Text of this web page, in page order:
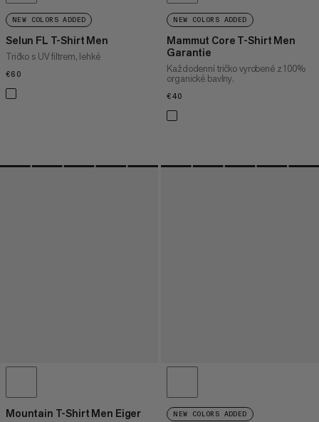
NEW COLORS ADDED
Selun FL T-Shirt Men
Tričko s UV filtrem, lehké
€60
NEW COLORS ADDED
Mammut Core T-Shirt Men
Garantie
Každodenní tričko vyrobené z 100%
organické bavlny.
€40
Mountain T-Shirt Men Eiger NEW COLORS ADDED